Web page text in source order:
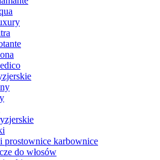
prostownice karbownice
do włosów